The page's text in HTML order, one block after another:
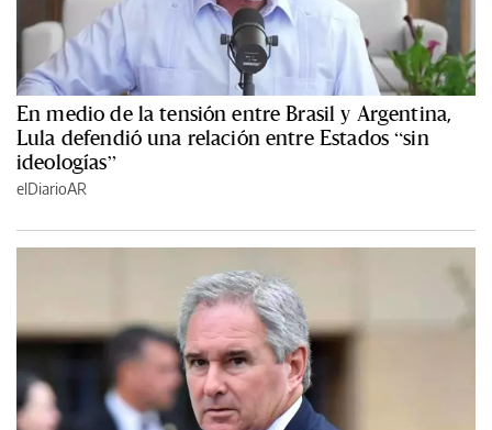
En medio de la tensión entre Brasil y Argentina,
Lula defendió una relación entre Estados “sin
ideologías”
elDiarioAR